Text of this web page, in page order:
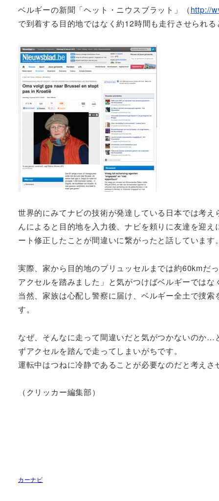
ベルギーの新聞「ヘット・ニウスブラット」（http://
で到着する目的地ではなく約12時間も走行させられ
世界的にみてナビの技術が発達している日本では考
んによると目的地を入力後、ナビを頼りに友達を迎
ート修正したことが間違いに繋がったと話しています
実際、家から目的地のブリュッセルまでは約60kmだ
アクセルを踏みました」と気がつけばベルギーでは
当然、家族は心配し警察に届け、ベルギー全土で捜
す。
なぜ、そんなに走って間違いだと気がつかないのか
ずアクセルを踏んで走ってしまいがちです。
運転中はつねに冷静であることが必要なのだと考え
（クリッカー編集部）
カーナビ